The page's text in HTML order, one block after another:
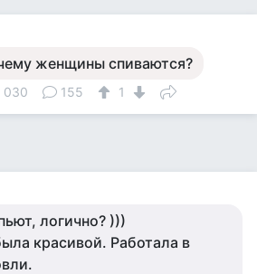
женщины спиваются?
030 155 1
логично? )))
красивой. Работала в